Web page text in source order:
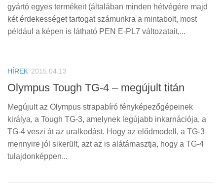
gyártó egyes termékeit (általában minden hétvégére majd
két érdekességet tartogat számunkra a mintabolt, most
például a képen is látható PEN E-PL7 változatait,...
HÍREK 2015.04.13
Olympus Tough TG-4 – megújult titán
Megújult az Olympus strapabíró fényképezőgépeinek
királya, a Tough TG-3, amelynek legújabb inkarnációja, a
TG-4 veszi át az uralkodást. Hogy az elődmodell, a TG-3
mennyire jól sikerült, azt az is alátámasztja, hogy a TG-4
tulajdonképpen...